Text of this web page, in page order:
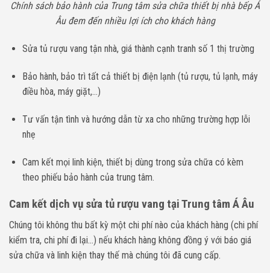
Chính sách bảo hành của Trung tâm sửa chữa thiết bị nhà bếp Á
Âu đem đến nhiều lợi ích cho khách hàng
Sửa tủ rượu vang tận nhà, giá thành cạnh tranh số 1 thị trường
Bảo hành, bảo trì tất cả thiết bị điện lạnh (tủ rượu, tủ lạnh, máy
điều hòa, máy giặt,…)
Tư vấn tận tình và hướng dẫn từ xa cho những trường hợp lỗi
nhẹ
Cam kết mọi linh kiện, thiết bị dùng trong sửa chữa có kèm
theo phiếu bảo hành của trung tâm.
Cam kết dịch vụ sửa tủ rượu vang tại Trung tâm Á Âu
Chúng tôi không thu bất kỳ một chi phí nào của khách hàng (chi phí
kiểm tra, chi phí đi lại…) nếu khách hàng không đồng ý với báo giá
sửa chữa và linh kiện thay thế mà chúng tôi đã cung cấp.